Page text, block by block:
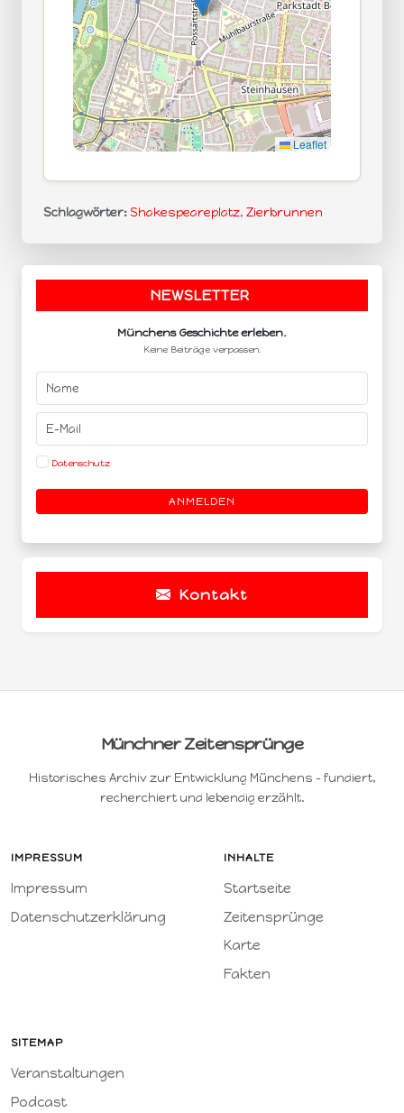
Leaflet
Schlagwörter: Shakespeareplatz, Zierbrunnen
NEWSLETTER
Münchens Geschichte erleben.
Keine Beiträge verpassen.
Datenschutz
ANMELDEN
Kontakt
Münchner Zeitensprünge
Historisches Archiv zur Entwicklung Münchens – fundiert,
recherchiert und lebendig erzählt.
IMPRESSUM
Impressum
Datenschutzerklärung
INHALTE
Startseite
Zeitensprünge
Karte
Fakten
SITEMAP
Veranstaltungen
Podcast